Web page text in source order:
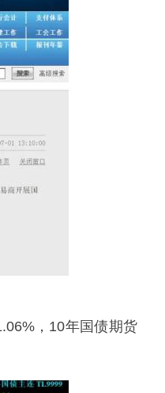
，10年国债期货